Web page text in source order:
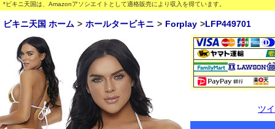
*ビキニ天国は、Amazonアソシエイトとして適格販売により収入を得ています。
ビキニ天国 ホーム ホールタービキニ Forplay LFP449701
ツ